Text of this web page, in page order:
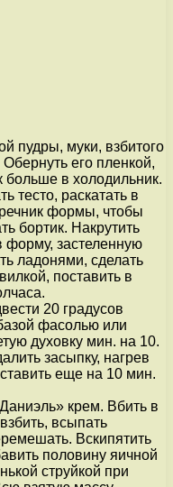
пудры, муки, взбитого
его пленкой,
больше в холодильник.
тесто, раскатать в
формы, чтобы
бортик. Накрутить
форму, застеленную
ладонями, сделать
поставить в
20 градусов
фасолью или
духовку мин. на 10.
засыпку, нагрев
еще на 10 мин.
крем. Вбить в
всыпать
Вскипятить
половину яичной
струйкой при